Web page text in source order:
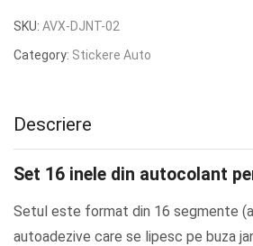
inițial
a
este:
SKU: AVX-DJNT-02
Category: Stickere Auto
Descriere
Set 16 inele din autocolant
Setul este format din 16 segmente
autoadezive care se lipesc pe buza